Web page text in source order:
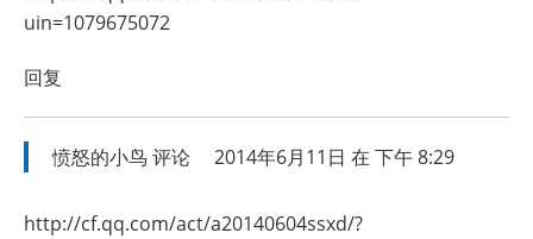
uin=1079675072
回复
愤怒的小鸟评论 2014年6月11日 在 下午 8:29
http://cf.qq.com/act/a20140604ssxd/?